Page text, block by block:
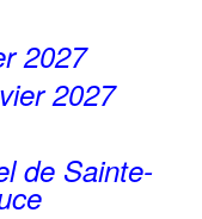
2027
2027
de Sainte-